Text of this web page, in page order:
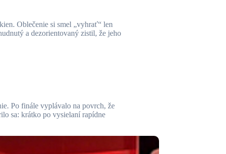
Oblečenie si smel „vyhrať“ len
a dezorientovaný zistil, že jeho
Po finále vyplávalo na povrch, že
sa: krátko po vysielaní rapídne